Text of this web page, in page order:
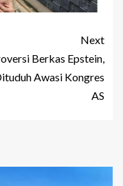
Next
Berkas Epstein,
Awasi Kongres
AS